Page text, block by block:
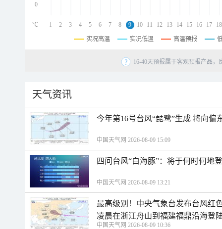
0
1 2 3 4 5 6 7 8 9 10 11 12 13 14 15 16 17 18
℃
实况高温 实况低温 高温预报
16-40天预报属于客观预报产品
天气资讯
今年第16号台风“琵鹭”生成 将向偏
中国天气网 2026-08-09 15:09
四问台风“白海豚”：将于何时何地
中国天气网 2026-08-09 13:21
最高级别！中央气象台发布台风红
凌晨在浙江舟山到福建福鼎沿海登
中国天气网 2026-08-09 10:36